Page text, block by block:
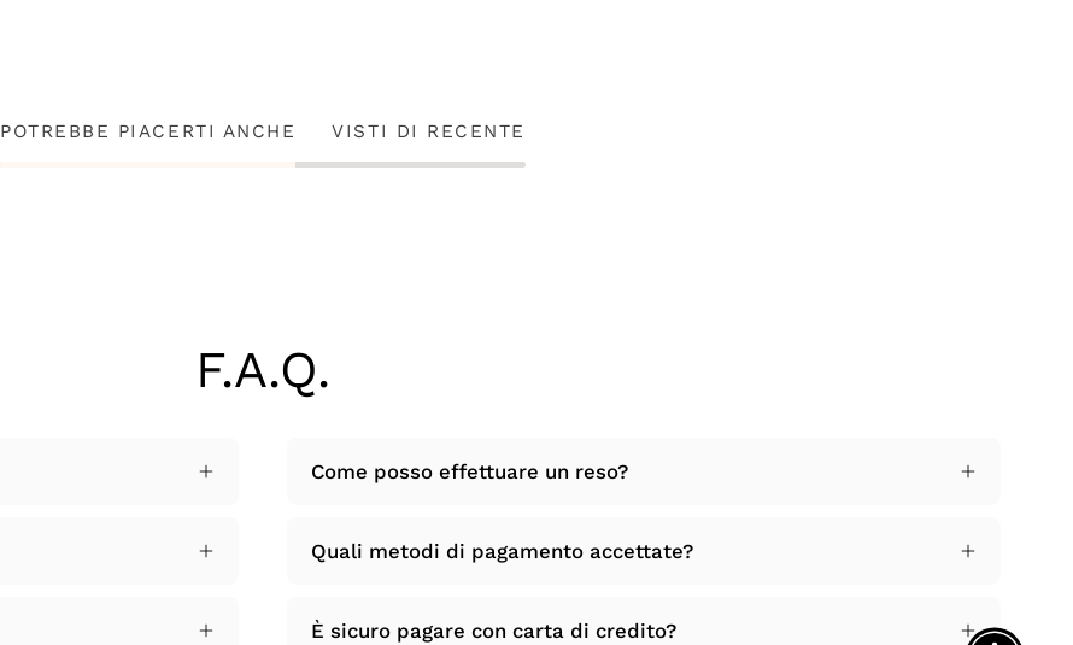
POTREBBE PIACERTI ANCHE VISTI DI RECENTE
F.A.Q.
Come posso effettuare un reso?
Quali metodi di pagamento accettate?
È sicuro pagare con carta di credito?